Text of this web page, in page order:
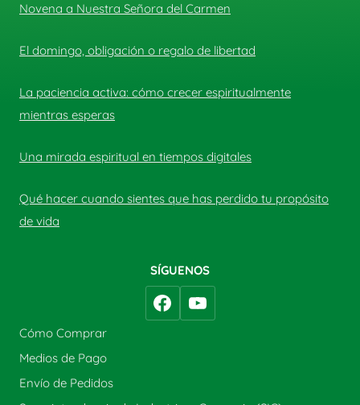
Novena a Nuestra Señora del Carmen
El domingo, obligación o regalo de libertad
La paciencia activa: cómo crecer espiritualmente
mientras esperas
Una mirada espiritual en tiempos digitales
Qué hacer cuando sientes que has perdido tu propósito
de vida
SÍGUENOS
Cómo Comprar
Medios de Pago
Envío de Pedidos